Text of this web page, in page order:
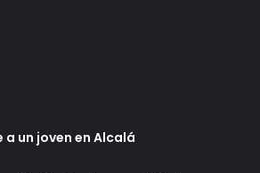
un joven en Alcalá